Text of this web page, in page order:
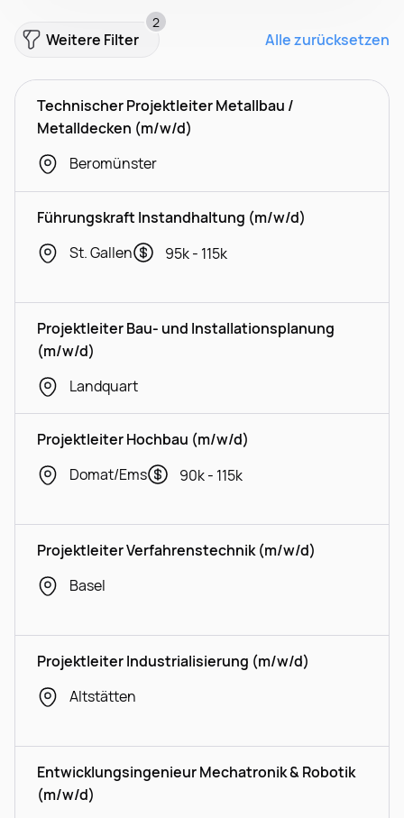
Weitere Filter
2
Alle zurücksetzen
Technischer Projektleiter Metallbau /
Metalldecken (m/w/d)
Beromünster
Führungskraft Instandhaltung (m/w/d)
St. Gallen
95k - 115k
Projektleiter Bau- und Installationsplanung
(m/w/d)
Landquart
Projektleiter Hochbau (m/w/d)
Domat/Ems
90k - 115k
Projektleiter Verfahrenstechnik (m/w/d)
Basel
Projektleiter Industrialisierung (m/w/d)
Altstätten
Entwicklungsingenieur Mechatronik & Robotik
(m/w/d)